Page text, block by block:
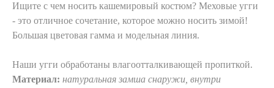
Ищите с чем носить кашемировый костюм? Меховые угги
- это отличное сочетание, которое можно носить зимой!
Большая цветовая гамма и модельная линия.
Наши угги обработаны влагоотталкивающей пропиткой.
Материал: натуральная замша снаружи, внутри